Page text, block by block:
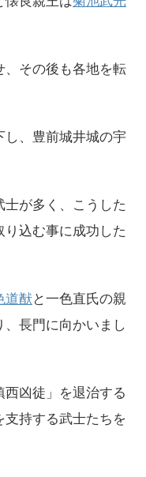
、その後も各地を転
し、豊前城井城の宇
が多く、こうした
込む事に成功した
道猷と一色直氏の親
長門に向かいまし
凶徒」を退治する
持する武士たちを